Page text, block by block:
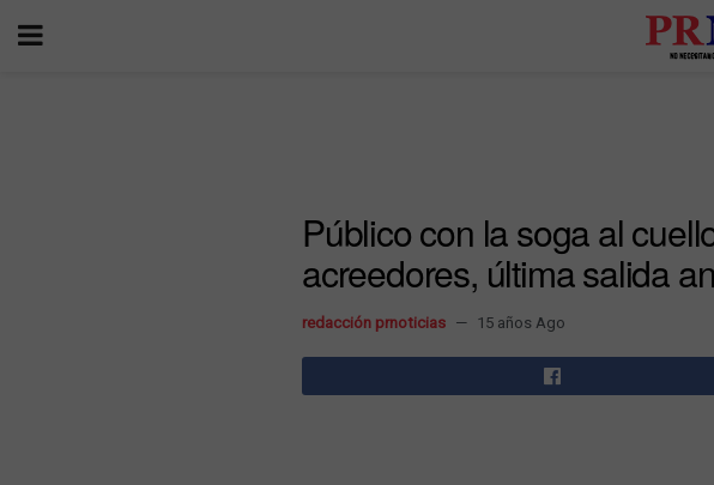
Público con la soga al
acreedores, última salida
redacción prnoticias 15 años Ago